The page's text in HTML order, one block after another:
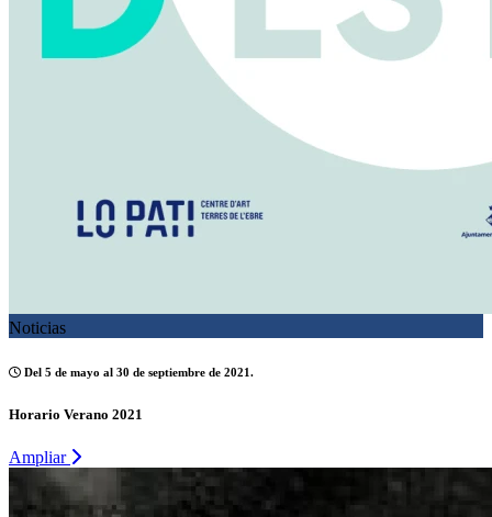
Noticias
Del 5 de mayo al 30 de septiembre de 2021.
Horario Verano 2021
Ampliar